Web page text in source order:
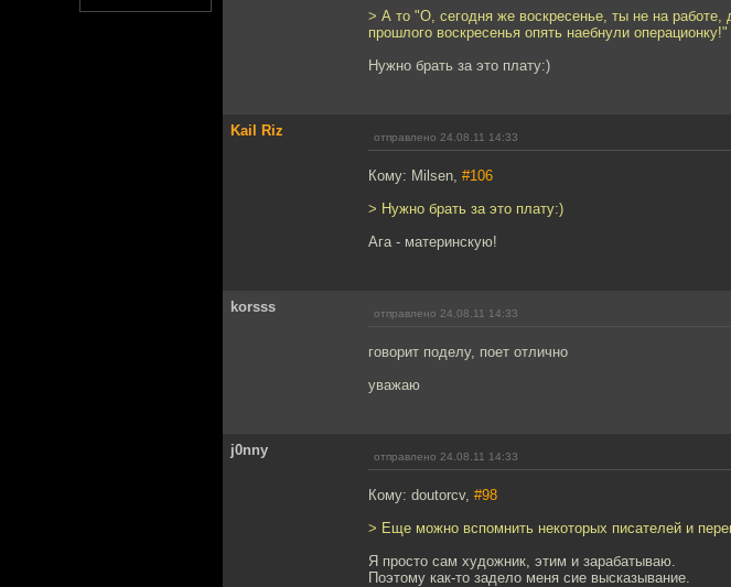
> А то "О, сегодня же воскресенье, ты не на
прошлого воскресенья опять наебнули
Нужно брать за это плату:)
Kail Riz отправлено 24.08.11 14:33
Кому: Milsen, #106
> Нужно брать за это плату:)
Ага - материнскую!
korsss отправлено 24.08.11 14:33
говорит поделу, поет отлично
уважаю
j0nny отправлено 24.08.11 14:33
Кому: doutorcv, #98
> Еще можно вспомнить некоторых писателей и
Я просто сам художник, этим и зарабатываю.
Поэтому как-то задело меня сие высказывание.